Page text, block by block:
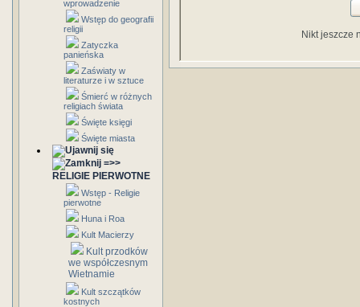
wprowadzenie
Wstęp do geografii
religii
Zatyczka
panieńska
Zaświaty w
literaturze i w sztuce
Śmierć w różnych
religiach świata
Święte księgi
Święte miasta
=>>
RELIGIE PIERWOTNE
Wstęp - Religie
pierwotne
Huna i Roa
Kult Macierzy
Kult przodków
we współczesnym
Wietnamie
Kult szczątków
kostnych
Nikt jeszcze